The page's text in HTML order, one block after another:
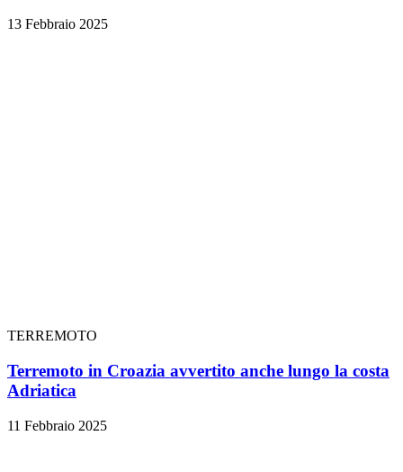
13 Febbraio 2025
TERREMOTO
Terremoto in Croazia avvertito anche lungo la costa
Adriatica
11 Febbraio 2025